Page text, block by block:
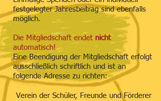
festgelegter Jahresbeitrag sind ebenfalls
möglich.
Die Mitgliedschaft endet nicht
automatisch!
Eine Beendigung der Mitgliedschaft erfolgt
ausschließlich schriftlich und ist an
folgende Adresse zu richten:
Verein der Schüler, Freunde und Förderer